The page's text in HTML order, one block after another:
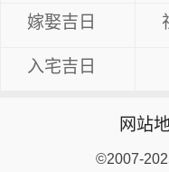
嫁娶吉日
入宅吉日
网站
©2007-